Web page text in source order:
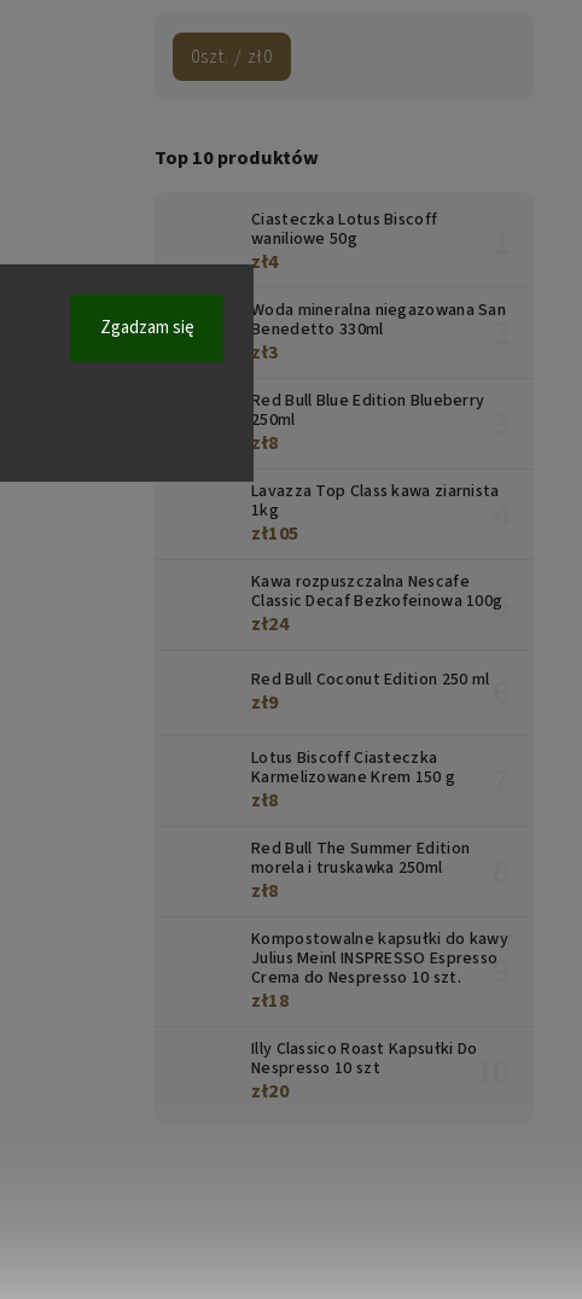
Zgadzam się
0szt. / zł0
Top 10 produktów
Ciasteczka Lotus Biscoff
waniliowe 50g
zł4
Woda mineralna niegazowana San
Benedetto 330ml
zł3
Red Bull Blue Edition Blueberry
250ml
zł8
Lavazza Top Class kawa ziarnista
1kg
zł105
Kawa rozpuszczalna Nescafe
Classic Decaf Bezkofeinowa 100g
zł24
Red Bull Coconut Edition 250 ml
zł9
Lotus Biscoff Ciasteczka
Karmelizowane Krem 150 g
zł8
Red Bull The Summer Edition
morela i truskawka 250ml
zł8
Kompostowalne kapsułki do kawy
Julius Meinl INSPRESSO Espresso
Crema do Nespresso 10 szt.
zł18
Illy Classico Roast Kapsułki Do
Nespresso 10 szt
zł20